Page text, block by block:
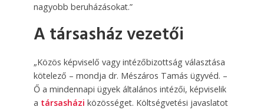
nagyobb beruházásokat.”
A társasház vezetői
„Közös képviselő vagy intézőbizottság választása
kötelező – mondja dr. Mészáros Tamás ügyvéd. –
Ő a mindennapi ügyek általános intézői, képviselik
a társasházi közösséget. Költségvetési javaslatot